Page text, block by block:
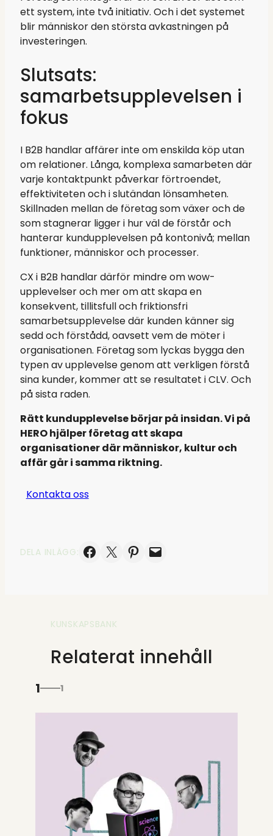
ett system, inte två initiativ. Och i det systemet
blir människor den största avkastningen på
investeringen.
Slutsats:
samarbetsupplevelsen i
fokus
I B2B handlar affärer inte om enskilda köp utan
om relationer. Långa, komplexa samarbeten där
varje kontaktpunkt påverkar förtroendet,
effektiviteten och i slutändan lönsamheten.
Skillnaden mellan de företag som växer och de
som stagnerar ligger i hur väl de förstår och
hanterar kundupplevelsen på kontonivå; mellan
funktioner, människor och processer.
CX i B2B handlar därför mindre om wow-
upplevelser och mer om att skapa en
konsekvent, tillitsfull och friktionsfri
samarbetsupplevelse där kunden känner sig
sedd och förstådd, oavsett vem de möter i
organisationen. Företag som lyckas bygga den
typen av upplevelse genom att verkligen förstå
sina kunder, kommer att se resultatet i CLV. Och
på sista raden.
Rätt kundupplevelse börjar på insidan. Vi på
HERO hjälper företag att skapa
organisationer där människor, kultur och
affär går i samma riktning.
Kontakta oss
DELA INLÄGG: Dela på Facebook
Skicka denna sida med e-postDela på Pinterest
Skicka denna sida med e-post
KUNSKAPSBANK
Relaterat innehåll
1 1